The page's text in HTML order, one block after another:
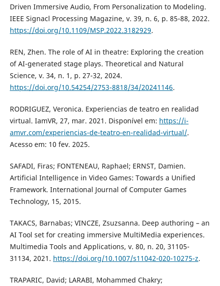
Driven Immersive Audio, From Personalization to Modeling.
IEEE Signacl Processing Magazine, v. 39, n. 6, p. 85-88, 2022.
https://doi.org/10.1109/MSP.2022.3182929.
REN, Zhen. The role of AI in theatre: Exploring the creation
of AI-generated stage plays. Theoretical and Natural
Science, v. 34, n. 1, p. 27-32, 2024.
https://doi.org/10.54254/2753-8818/34/20241146.
RODRIGUEZ, Veronica. Experiencias de teatro en realidad
virtual. IamVR, 27, mar. 2021. Disponível em: https://i-
amvr.com/experiencias-de-teatro-en-realidad-virtual/.
Acesso em: 10 fev. 2025.
SAFADI, Firas; FONTENEAU, Raphael; ERNST, Damien.
Artificial Intelligence in Video Games: Towards a Unified
Framework. International Journal of Computer Games
Technology, 15, 2015.
TAKACS, Barnabas; VINCZE, Zsuzsanna. Deep authoring – an
AI Tool set for creating immersive MultiMedia experiences.
Multimedia Tools and Applications, v. 80, n. 20, 31105-
31134, 2021. https://doi.org/10.1007/s11042-020-10275-z.
TRAPARIC, David; LARABI, Mohammed Chakry;